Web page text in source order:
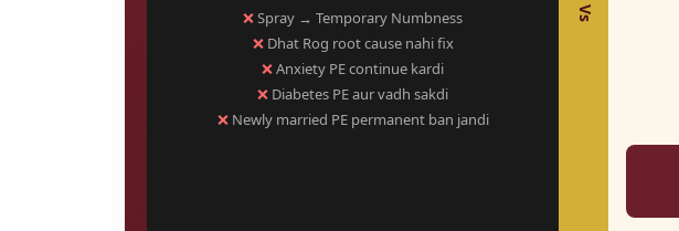
❌Spray → Temporary Numbness
❌Dhat Rog root cause nahi fix
❌Anxiety PE continue kardi
❌ Diabetes PE aur vadh sakdi
❌Newly married PE permanent ban jandi
Vs